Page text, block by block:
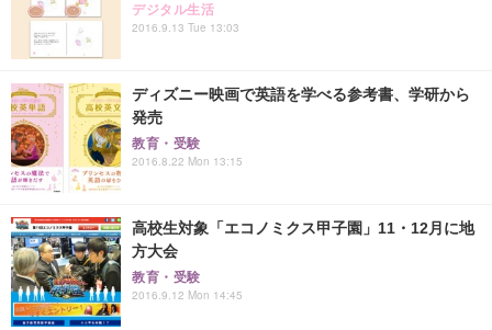
デジタル生活
2016.9.13 Tue 13:03
ディズニー映画で英語を学べる参考書、学研から
発売
教育・受験
2016.8.22 Mon 13:15
高校生対象「エコノミクス甲子園」11・12月に地
方大会
教育・受験
2016.9.12 Mon 14:45